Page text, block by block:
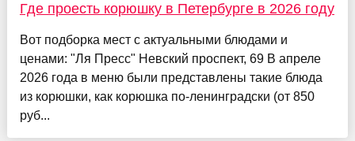
Где проесть корюшку в Петербурге в 2026 году
Вот подборка мест с актуальными блюдами и
ценами: "Ля Пресс" Невский проспект, 69 В апреле
2026 года в меню были представлены такие блюда
из корюшки, как корюшка по-ленинградски (от 850
руб...